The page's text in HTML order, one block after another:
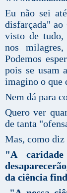
Eu não sei
disfarçada" ao
visto de tudo,
nos
Podemos
pois se usam
imagino o que
Nem dá para
Quero ver
de tanta
Mas, como diz
"A
da ciência